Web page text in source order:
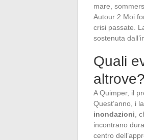
mare,
Autour 2 Moi
crisi passate.
sostenuta
Quali
altrove?
A Quimper, il
Quest’anno, i
inondazioni ,
incontrano
centro